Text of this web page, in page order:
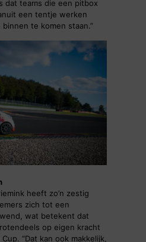
dat teams die een pitbox
een tentje werken
te komen staan.”
heeft zo’n zestig
zich tot een
wat betekent dat
op eigen kracht
“Dat kan ook makkelijk,